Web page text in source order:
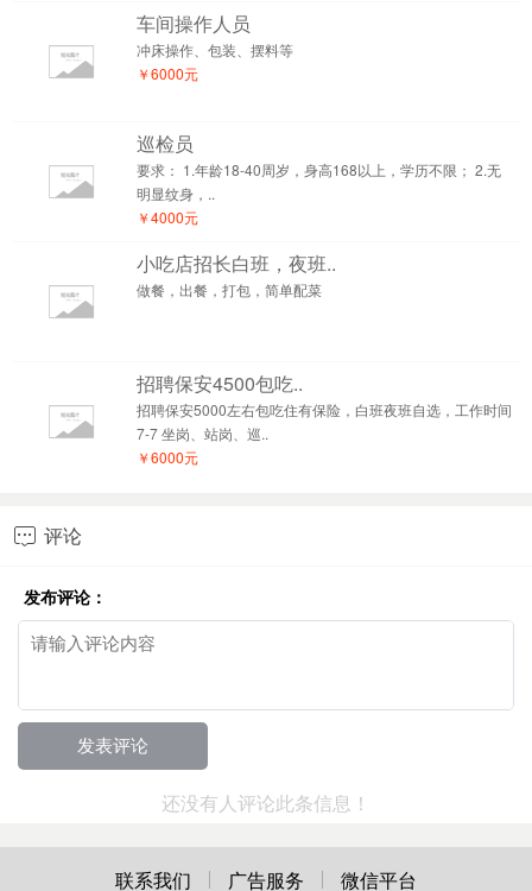
车间操作人员
冲床操作、包装、摆料等
￥6000元
巡检员
要求： 1.年龄18-40周岁，身高168以上，学历不限； 2.无
明显纹身，..
￥4000元
小吃店招长白班，夜班..
做餐，出餐，打包，简单配菜
招聘保安4500包吃..
招聘保安5000左右包吃住有保险，白班夜班自选，工作时间
7-7 坐岗、站岗、巡..
￥6000元
 评论
发布评论：
还没有人评论此条信息！
联系我们 广告服务 微信平台